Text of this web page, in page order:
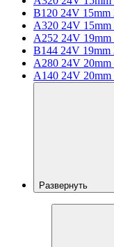
B120 24V 15mm
A320 24V 15mm
A252 24V 19mm
B144 24V 19mm
A280 24V 20mm
A140 24V 20mm
Развернуть